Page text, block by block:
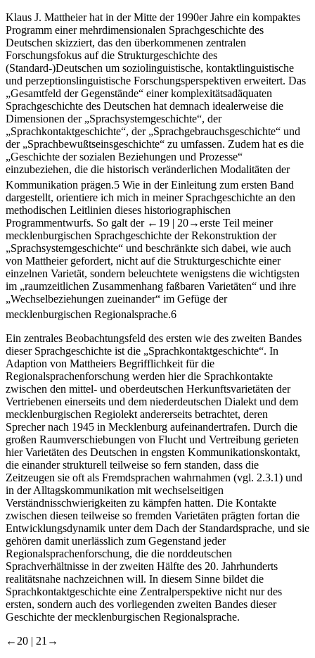
Klaus J. Mattheier hat in der Mitte der 1990er Jahre ein kompaktes
Programm einer mehrdimensionalen Sprachgeschichte des
Deutschen skizziert, das den überkommenen zentralen
Forschungsfokus auf die Strukturgeschichte des
(Standard-)Deutschen um soziolinguistische, kontaktlinguistische
und perzeptionslinguistische Forschungsperspektiven erweitert. Das
„Gesamtfeld der Gegenstände“ einer komplexitätsadäquaten
Sprachgeschichte des Deutschen hat demnach idealerweise die
Dimensionen der „Sprachsystemgeschichte“, der
„Sprachkontaktgeschichte“, der „Sprachgebrauchsgeschichte“ und
der „Sprachbewußtseinsgeschichte“ zu umfassen. Zudem hat es die
„Geschichte der sozialen Beziehungen und Prozesse“
einzubeziehen, die die historisch veränderlichen Modalitäten der
Kommunikation prägen.5 Wie in der Einleitung zum ersten Band
dargestellt, orientiere ich mich in meiner Sprachgeschichte an den
methodischen Leitlinien dieses historiographischen
Programmentwurfs. So galt der ←19 | 20→erste Teil meiner
mecklenburgischen Sprachgeschichte der Rekonstruktion der
„Sprachsystemgeschichte“ und beschränkte sich dabei, wie auch
von Mattheier gefordert, nicht auf die Strukturgeschichte einer
einzelnen Varietät, sondern beleuchtete wenigstens die wichtigsten
im „raumzeitlichen Zusammenhang faßbaren Varietäten“ und ihre
„Wechselbeziehungen zueinander“ im Gefüge der
mecklenburgischen Regionalsprache.6
Ein zentrales Beobachtungsfeld des ersten wie des zweiten Bandes
dieser Sprachgeschichte ist die „Sprachkontaktgeschichte“. In
Adaption von Mattheiers Begrifflichkeit für die
Regionalsprachenforschung werden hier die Sprachkontakte
zwischen den mittel- und oberdeutschen Herkunftsvarietäten der
Vertriebenen einerseits und dem niederdeutschen Dialekt und dem
mecklenburgischen Regiolekt andererseits betrachtet, deren
Sprecher nach 1945 in Mecklenburg aufeinandertrafen. Durch die
großen Raumverschiebungen von Flucht und Vertreibung gerieten
hier Varietäten des Deutschen in engsten Kommunikationskontakt,
die einander strukturell teilweise so fern standen, dass die
Zeitzeugen sie oft als Fremdsprachen wahrnahmen (vgl. 2.3.1) und
in der Alltagskommunikation mit wechselseitigen
Verständnisschwierigkeiten zu kämpfen hatten. Die Kontakte
zwischen diesen teilweise so fremden Varietäten prägten fortan die
Entwicklungsdynamik unter dem Dach der Standardsprache, und sie
gehören damit unerlässlich zum Gegenstand jeder
Regionalsprachenforschung, die die norddeutschen
Sprachverhältnisse in der zweiten Hälfte des 20. Jahrhunderts
realitätsnahe nachzeichnen will. In diesem Sinne bildet die
Sprachkontaktgeschichte eine Zentralperspektive nicht nur des
ersten, sondern auch des vorliegenden zweiten Bandes dieser
Geschichte der mecklenburgischen Regionalsprache.
←20 | 21→